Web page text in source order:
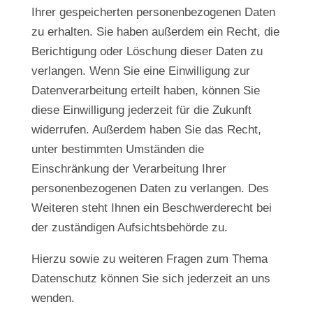
Ihrer gespeicherten personenbezogenen Daten
zu erhalten. Sie haben außerdem ein Recht, die
Berichtigung oder Löschung dieser Daten zu
verlangen. Wenn Sie eine Einwilligung zur
Datenverarbeitung erteilt haben, können Sie
diese Einwilligung jederzeit für die Zukunft
widerrufen. Außerdem haben Sie das Recht,
unter bestimmten Umständen die
Einschränkung der Verarbeitung Ihrer
personenbezogenen Daten zu verlangen. Des
Weiteren steht Ihnen ein Beschwerderecht bei
der zuständigen Aufsichtsbehörde zu.
Hierzu sowie zu weiteren Fragen zum Thema
Datenschutz können Sie sich jederzeit an uns
wenden.